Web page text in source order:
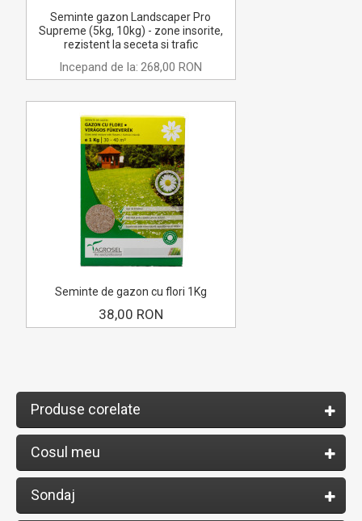
Seminte gazon Landscaper Pro
Supreme (5kg, 10kg) - zone insorite,
rezistent la seceta si trafic
Incepand de la: 268,00 RON
Seminte de gazon cu flori 1Kg
38,00 RON
Produse corelate
Cosul meu
Sondaj